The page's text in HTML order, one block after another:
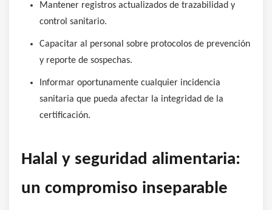
Mantener registros actualizados de trazabilidad y
control sanitario.
Capacitar al personal sobre protocolos de prevención
y reporte de sospechas.
Informar oportunamente cualquier incidencia
sanitaria que pueda afectar la integridad de la
certificación.
Halal y seguridad alimentaria:
un compromiso inseparable